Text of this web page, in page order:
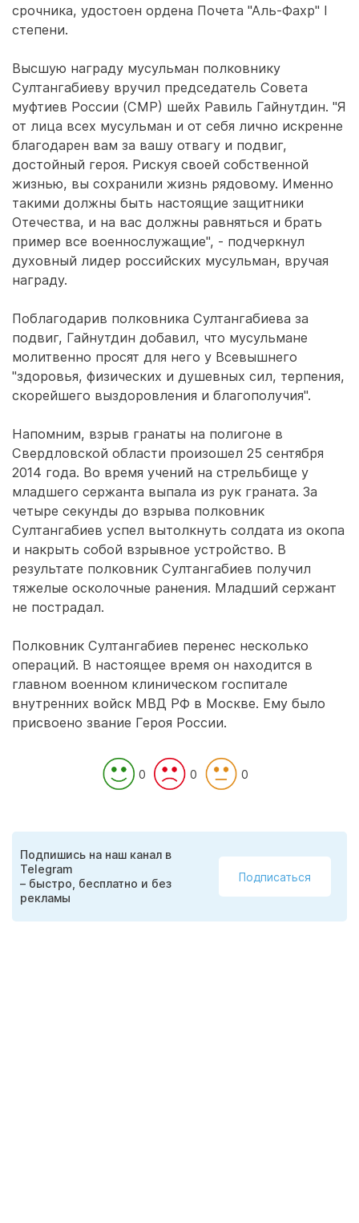
срочника, удостоен ордена Почета "Аль-Фахр" I
степени.
Высшую награду мусульман полковнику
Султангабиеву вручил председатель Совета
муфтиев России (СМР) шейх Равиль Гайнутдин. "Я
от лица всех мусульман и от себя лично искренне
благодарен вам за вашу отвагу и подвиг,
достойный героя. Рискуя своей собственной
жизнью, вы сохранили жизнь рядовому. Именно
такими должны быть настоящие защитники
Отечества, и на вас должны равняться и брать
пример все военнослужащие", - подчеркнул
духовный лидер российских мусульман, вручая
награду.
Поблагодарив полковника Султангабиева за
подвиг, Гайнутдин добавил, что мусульмане
молитвенно просят для него у Всевышнего
"здоровья, физических и душевных сил, терпения,
скорейшего выздоровления и благополучия".
Напомним, взрыв гранаты на полигоне в
Свердловской области произошел 25 сентября
2014 года. Во время учений на стрельбище у
младшего сержанта выпала из рук граната. За
четыре секунды до взрыва полковник
Султангабиев успел вытолкнуть солдата из окопа
и накрыть собой взрывное устройство. В
результате полковник Султангабиев получил
тяжелые осколочные ранения. Младший сержант
не пострадал.
Полковник Султангабиев перенес несколько
операций. В настоящее время он находится в
главном военном клиническом госпитале
внутренних войск МВД РФ в Москве. Ему было
присвоено звание Героя России.
0 0 0
Подпишись на наш канал в
Telegram
– быстро, бесплатно и без
рекламы
Подписаться